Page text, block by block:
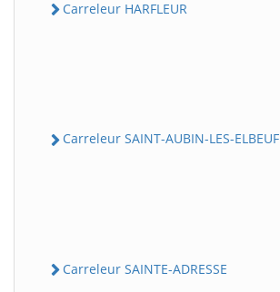
Carreleur HARFLEUR
Carreleur SAINT-AUBIN-LES-ELBEUF
Carreleur SAINTE-ADRESSE